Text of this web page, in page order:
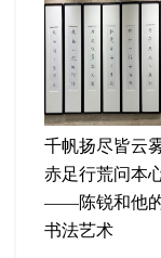
千帆扬尽皆云
赤足行荒问本
——陈锐和他
书法艺术